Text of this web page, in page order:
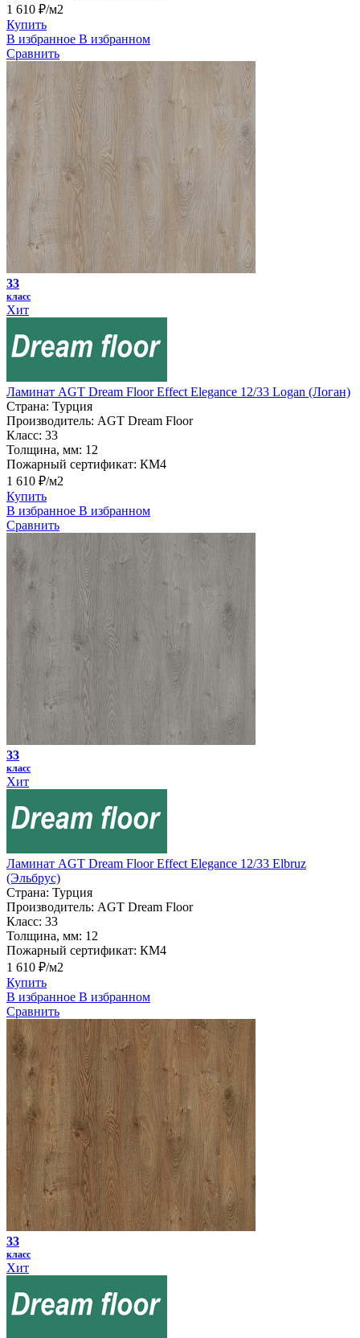
1 610 ₽/м2
Купить
В избранное В избранном
Сравнить
33
класс
Хит
Ламинат AGT Dream Floor Effect Elegance 12/33 Logan (Логан)
Страна: Турция
Производитель: AGT Dream Floor
Класс: 33
Толщина, мм: 12
Пожарный сертификат: КМ4
1 610 ₽/м2
Купить
В избранное В избранном
Сравнить
33
класс
Хит
Ламинат AGT Dream Floor Effect Elegance 12/33 Elbruz
(Эльбрус)
Страна: Турция
Производитель: AGT Dream Floor
Класс: 33
Толщина, мм: 12
Пожарный сертификат: КМ4
1 610 ₽/м2
Купить
В избранное В избранном
Сравнить
33
класс
Хит